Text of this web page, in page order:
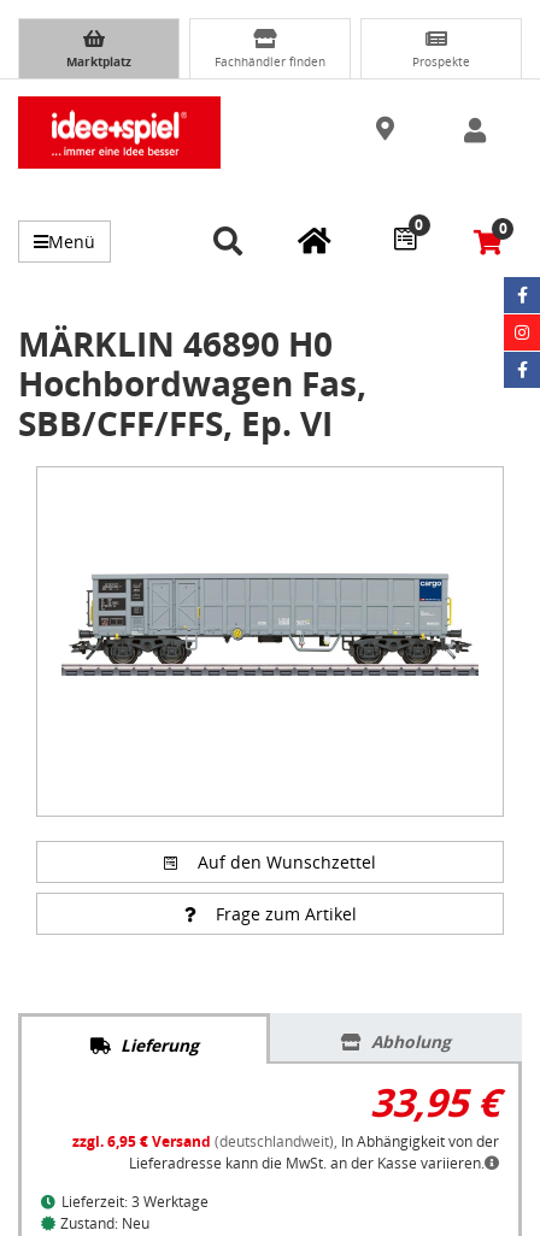
Marktplatz Fachhändler finden Prospekte
Menü
0 0
MÄRKLIN 46890 H0
Hochbordwagen Fas,
SBB/CFF/FFS, Ep. VI
Auf den Wunschzettel
Frage zum Artikel
Lieferung Abholung
33,95 €
zzgl. 6,95 € Versand (deutschlandweit), In Abhängigkeit von der
Lieferadresse kann die MwSt. an der Kasse variieren.
Lieferzeit: 3 Werktage
Zustand: Neu